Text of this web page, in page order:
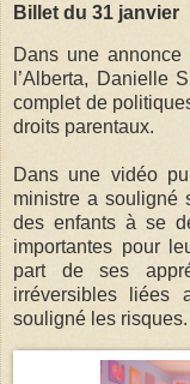
Billet du 31 janvier
Dans une
l’Alberta, Danielle
complet de
droits parentaux.
Dans une vidéo
ministre a souligné
des enfants à se
importantes pour
part de ses
irréversibles liées
souligné les risques.